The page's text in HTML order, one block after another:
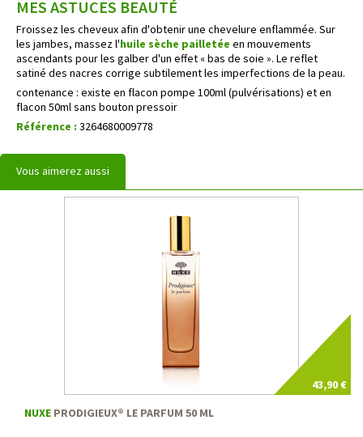
MES ASTUCES BEAUTÉ
Froissez les cheveux afin d'obtenir une chevelure enflammée. Sur
les jambes, massez l'huile sèche pailletée en mouvements
ascendants pour les galber d'un effet « bas de soie ». Le reflet
satiné des nacres corrige subtilement les imperfections de la peau.
contenance : existe en flacon pompe 100ml (pulvérisations) et en
flacon 50ml sans bouton pressoir
Référence : 3264680009778
Vous aimerez aussi
43,90 €
NUXE PRODIGIEUX® LE PARFUM 50 ML